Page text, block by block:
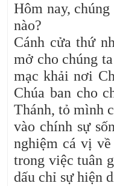
Hôm nay,
nào?
Cánh cửa thứ
mở cho chúng
mạc khải nơi
Chúa ban cho
Thánh, tỏ mình
vào chính sự
nghiệm cá vị
trong việc tuân
dấu chỉ sự hiện